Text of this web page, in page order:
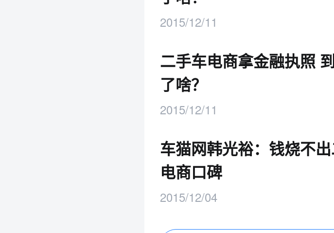
2015/12/11
二手车电商拿金融执照
了啥？
2015/12/11
车猫网韩光裕：钱烧不
电商口碑
2015/12/04